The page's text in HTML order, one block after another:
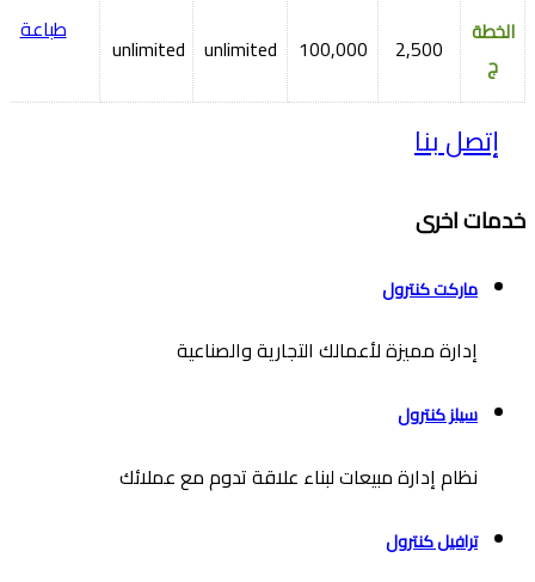
الخطة
ج
2,500
100,000
unlimited
unlimited
طباعة
إتصل بنا
خدمات اخرى
ماركت كنترول
إدارة مميزة لأعمالك التجارية والصناعية
سيلز كنترول
نظام إدارة مبيعات لبناء علاقة تدوم مع عملائك
ترافيل كنترول